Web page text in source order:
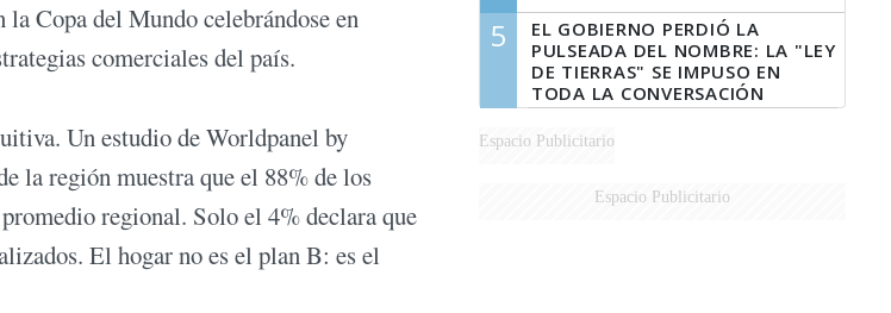
la Copa del Mundo celebrándose en
comerciales del país.
Un estudio de Worldpanel by
la región muestra que el 88% de los
regional. Solo el 4% declara que
El hogar no es el plan B: es el
5
EL GOBIERNO PERDIÓ LA
PULSEADA DEL NOMBRE: LA "LEY
DE TIERRAS" SE IMPUSO EN
TODA LA CONVERSACIÓN
DIGITAL
Espacio Publicitario
Espacio Publicitario